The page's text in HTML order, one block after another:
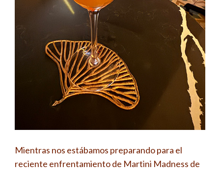
Mientras nos estábamos preparando para el
reciente enfrentamiento de Martini Madness de